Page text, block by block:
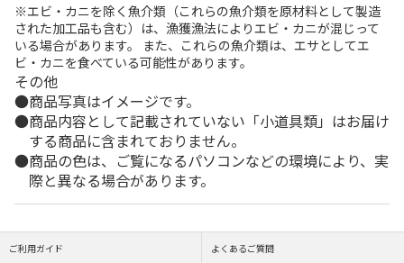
※エビ・カニを除く魚介類（これらの魚介類を原材料として製造
された加工品も含む）は、漁獲漁法によりエビ・カニが混じって
いる場合があります。 また、これらの魚介類は、エサとしてエ
ビ・カニを食べている可能性があります。
その他
商品写真はイメージです。
商品内容として記載されていない「小道具類」はお届け
する商品に含まれておりません。
商品の色は、ご覧になるパソコンなどの環境により、実
際と異なる場合があります。
ご利用ガイド よくあるご質問